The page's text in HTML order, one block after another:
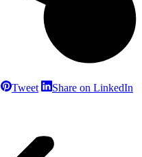
ShareTweetShareShare on LinkedIn